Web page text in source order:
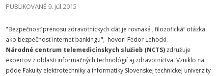
PUBLIKOVANÉ 9. júl 2015
"Bezpečnosť prenosu zdravotníckych dát je rovnaká „filozofická“ otázka
ako bezpečnosť internet bankingu", hovorí Fedor Lehocki.
Národné centrum telemedicínskych služieb (NCTS) združuje
expertov z oblasti informačných technológií aj zdravotníctva. Vzniklo na
pôde Fakulty elektrotechniky a informatiky Slovenskej technickej univerzity